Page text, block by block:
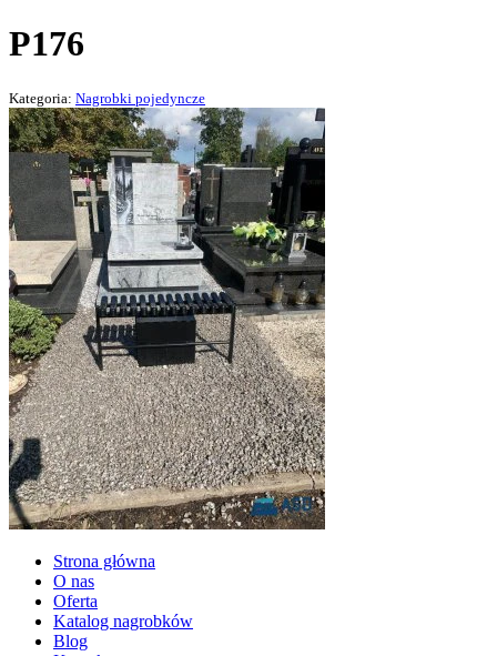
P176
Kategoria: Nagrobki pojedyncze
Strona główna
O nas
Oferta
Katalog nagrobków
Blog